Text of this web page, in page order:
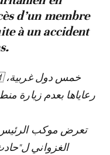
d’un membre
à un accident
رعاياها بعدم زيارة
الغزواني